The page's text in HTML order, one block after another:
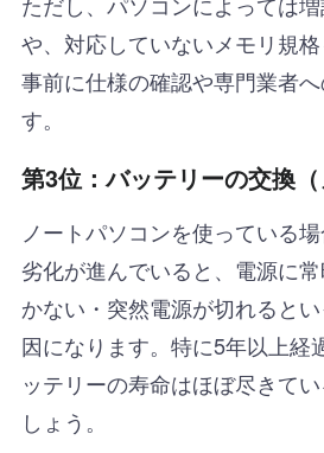
や、対応していないメモリ規格
事前に仕様の確認や専門業者
す。
第3位：バッテリーの交換（
ノートパソコンを使っている
劣化が進んでいると、電源に
かない・突然電源が切れると
因になります。特に5年以上経
ッテリーの寿命はほぼ尽きて
しょう。